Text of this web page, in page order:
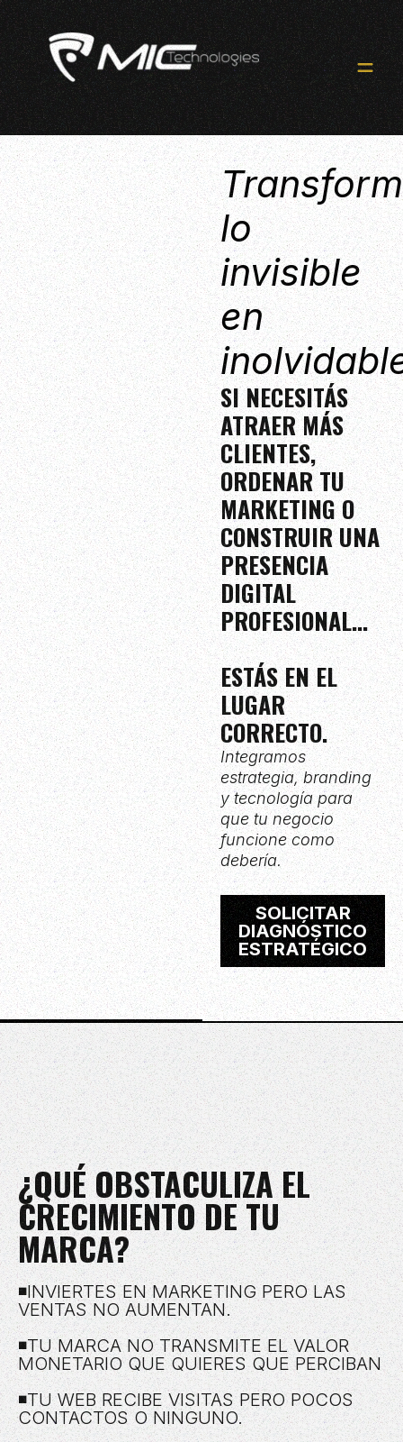
lo
invisible
en
SI NECESITÁS
ATRAER MÁS
CLIENTES,
ORDENAR TU
MARKETING O
CONSTRUIR UNA
PRESENCIA
DIGITAL
PROFESIONAL...
ESTÁS EN EL
LUGAR
CORRECTO.
Integramos
estrategia, branding
y tecnología para
que tu negocio
funcione como
debería.
SOLICITAR
DIAGNÓSTICO
ESTRATÉGICO
¿QUÉ OBSTACULIZA EL
CRECIMIENTO DE TU
MARCA?
◾INVIERTES EN MARKETING PERO LAS
VENTAS NO AUMENTAN.
◾TU MARCA NO TRANSMITE EL VALOR
MONETARIO QUE QUIERES QUE PERCIBAN
◾TU WEB RECIBE VISITAS PERO POCOS
CONTACTOS O NINGUNO.